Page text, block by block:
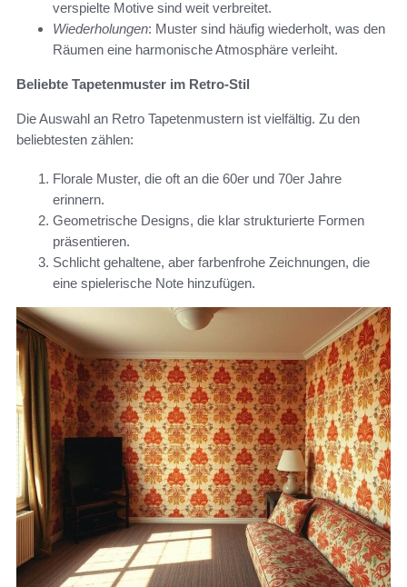
verspielte Motive sind weit verbreitet.
Wiederholungen: Muster sind häufig wiederholt, was den
Räumen eine harmonische Atmosphäre verleiht.
Beliebte Tapetenmuster im Retro-Stil
Die Auswahl an Retro Tapetenmustern ist vielfältig. Zu den
beliebtesten zählen:
Florale Muster, die oft an die 60er und 70er Jahre
erinnern.
Geometrische Designs, die klar strukturierte Formen
präsentieren.
Schlicht gehaltene, aber farbenfrohe Zeichnungen, die
eine spielerische Note hinzufügen.